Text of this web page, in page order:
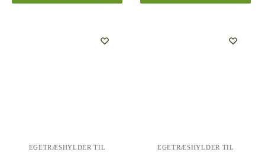
EGETRÆSHYLDER TIL
EGETRÆSHYLDER TIL